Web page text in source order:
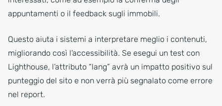
appuntamenti o il feedback sugli immobili.
Questo aiuta i sistemi a interpretare meglio i contenuti,
migliorando così l’accessibilità. Se esegui un test con
Lighthouse, l’attributo “lang” avrà un impatto positivo sul
punteggio del sito e non verrà più segnalato come errore
nel report.